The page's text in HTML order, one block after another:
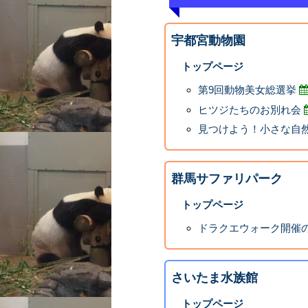
宇都宮動物園
トップページ
第9回動物美女総選挙
ヒツジたちのお別れ会
見つけよう！小さな自
群馬サファリパーク
トップページ
ドラクエウォーク開催
さいたま水族館
トップページ